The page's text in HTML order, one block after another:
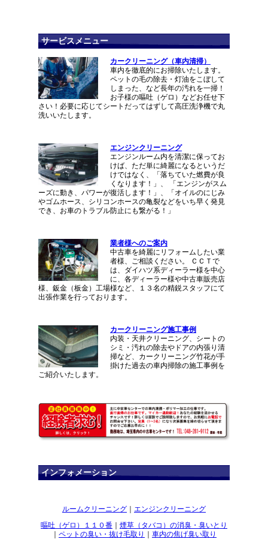
サービスメニュー
カークリーニング（車内清掃）
車内を徹底的にお掃除いたします。
ペットの毛の除去・灯油をこぼして
しまった、など長年の汚れを一掃！
お子様の嘔吐（ゲロ）などお任せ下
さい！必要に応じてシートだってはずして高圧洗浄機で丸
洗いいたします。
エンジンクリーニング
エンジンルーム内を清潔に保ってお
けば、ただ単に綺麗になるというだ
けではなく、「落ちていた燃費が良
くなります！」、 「エンジンがスム
ーズに動き、パワーが復活します！」、「オイルのにじみ
やゴムホース、シリコンホースの亀裂などをいち早く発見
でき、お車のトラブル防止にも繋がる！」
業者様へのご案内
中古車を綺麗にリフォームしたい業
者様、ご相談ください。 ＣＣＴで
は、ダイハツ系ディーラー様を中心
に、各ディーラー様や中古車販売店
様、鈑金（板金）工場様など、１３名の精鋭スタッフにて
出張作業を行っております。
カークリーニング施工事例
内装・天井クリーニング、シートの
シミ・汚れの除去やドアの内張り清
掃など、カークリーニング竹花が手
掛けた過去の車内掃除の施工事例を
ご紹介いたします。
インフォメーション
ルームクリーニング
エンジンクリーニング
嘔吐（ゲロ）１１０番
煙草（タバコ）の消臭・臭いとり
ペットの臭い・抜け毛取り 車内の焦げ臭い取り